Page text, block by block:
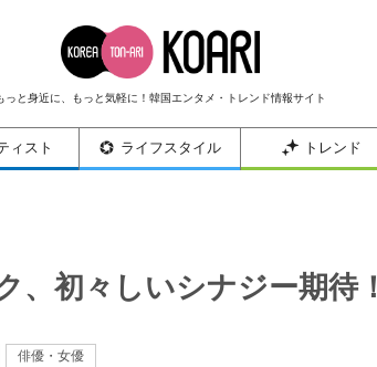
っと身近に、もっと気軽に！韓国エンタメ・トレンド情報サイト
ィスト ライフスタイル トレンド
初々しいシナジー期待！
俳優・女優